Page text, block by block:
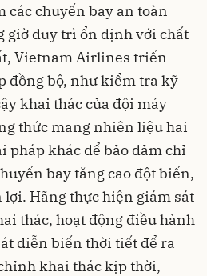
các chuyến bay an toàn
giờ duy trì ổn định với chất
Vietnam Airlines triển
đồng bộ, như kiểm tra kỹ
khai thác của đội máy
thức mang nhiên liệu hai
pháp khác để bảo đảm chỉ
bay tăng cao đột biến,
Hãng thực hiện giám sát
thác, hoạt động điều hành
diễn biến thời tiết để ra
khai thác kịp thời,